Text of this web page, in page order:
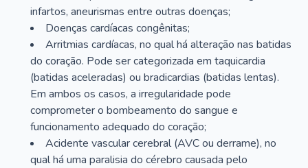
infartos, aneurismas entre outras doenças;
Doenças cardíacas congênitas;
Arritmias cardíacas, no qual há alteração nas batidas
do coração. Pode ser categorizada em taquicardia
(batidas aceleradas) ou bradicardias (batidas lentas).
Em ambos os casos, a irregularidade pode
comprometer o bombeamento do sangue e
funcionamento adequado do coração;
Acidente vascular cerebral (AVC ou derrame), no
qual há uma paralisia do cérebro causada pelo